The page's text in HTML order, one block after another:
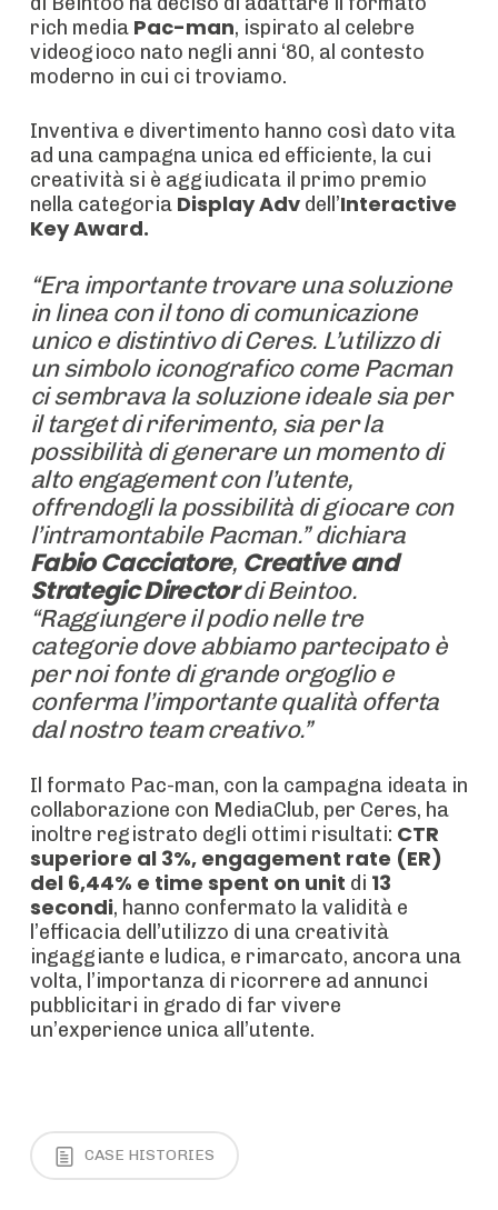
rich mediaPac-man, ispirato al celebre
videogioco nato negli anni ‘80, al contesto
moderno in cui ci troviamo.
Inventiva e divertimento hanno così dato vita
ad una campagna unica ed efficiente, la cui
creatività si è aggiudicata il primo premio
nella categoria Display Adv dell’Interactive
Key Award.
“Era importante trovare una soluzione
in linea con il tono di comunicazione
unico e distintivo di Ceres. L’utilizzo di
un simbolo iconografico come Pacman
ci sembrava la soluzione ideale sia per
il target di riferimento, sia per la
possibilità di generare un momento di
alto engagement con l’utente,
offrendogli la possibilità di giocare con
l’intramontabile Pacman.” dichiara
Fabio Cacciatore, Creative and
Strategic Directordi Beintoo.
“Raggiungere il podio nelle tre
categorie dove abbiamo partecipato è
per noi fonte di grande orgoglio e
conferma l’importante qualità offerta
dal nostro team creativo.”
Il formato Pac-man, con la campagna ideata in
collaborazione con MediaClub, per Ceres, ha
inoltre registrato degli ottimi risultati: CTR
superiore al 3%, engagement rate (ER)
del 6,44% e time spent on unit di 13
secondi, hanno confermato la validità e
l’efficacia dell’utilizzo di una creatività
ingaggiante e ludica, e rimarcato, ancora una
volta, l’importanza di ricorrere ad annunci
pubblicitari in grado di far vivere
un’experience unica all’utente.
CASE HISTORIES